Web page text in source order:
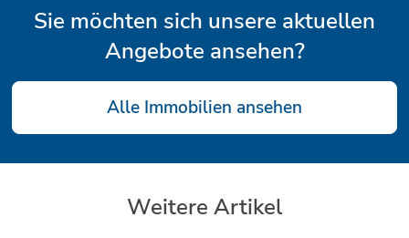
Sie möchten sich unsere aktuellen
Angebote ansehen?
Alle Immobilien ansehen
Weitere Artikel